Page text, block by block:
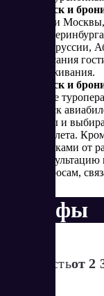
Поиск и
отели
Белоруссии,
описания
проживания.
Поиск и
сайте
поиск
цены и
перелета.
скидками от
вопросам,
Тарифы
Стоимостьот 2